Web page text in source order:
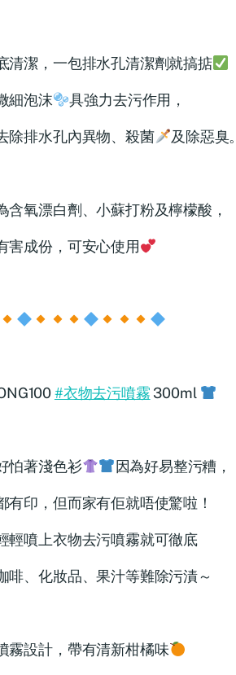
清潔，一包排水孔清潔劑就搞掂
細泡沫 具強力去污作用，
除排水孔內異物、殺菌 及除惡臭。
含氧漂白劑、小蘇打粉及檸檬酸，
害成份，可安心使用
#衣物去污噴霧 300ml
怕著淺色衫 因為好易整污糟，
有印，但而家有佢就唔使驚啦！
輕噴上衣物去污噴霧就可徹底
啡、化妝品、果汁等難除污漬～
霧設計，帶有清新柑橘味